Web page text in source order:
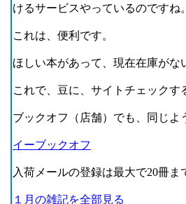
けるサービスやっているのですね。
これは、便利です。
ほしい本があって、現在在庫が
これで、豆に、サイトチェックす
ブックオフ（店舗）でも、同じ
イーブックオフ
入荷メールの登録は最大で20冊ま
１月の雑記を全部見る